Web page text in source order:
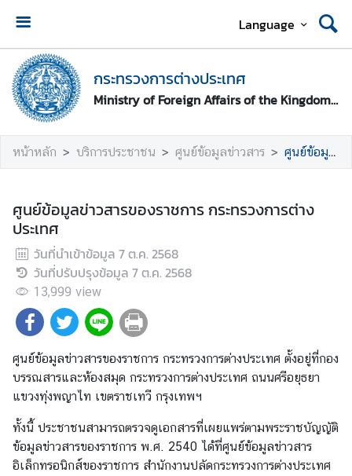
Language
กระทรวงการต่างประเทศ
Ministry of Foreign Affairs of the Kingdom of Thailand
ห
น้
า
ห
ลั
ก
ร
ะ
ท
ร
ว
ง
ก
า
ร
ต่
า
ง
ป
ร
ะ
หน้าหลัก บริการประชาชน ศูนย์ข้อมูลข่าวสาร ศูนย์ข้อมูลข่าวสารของราชการ กระทรวงการต่างประเทศ
ศูนย์ข้อมูลข่าวสารของราชการ กระทรวงการต่าง
ประเทศ
วันที่นำเข้าข้อมูล 7 ต.ค. 2568
วันที่ปรับปรุงข้อมูล 7 ต.ค. 2568
13,999 view
ศูนย์ข้อมูลข่าวสารของราชการ กระทรวงการต่างประเทศ ตั้งอยู่ที่กอง
บรรณสารและห้องสมุด กระทรวงการต่างประเทศ ถนนศรีอยุธยา
แขวงทุ่งพญาไท เขตราชเทวี กรุงเทพฯ
ทั้งนี้ ประชาชนสามารถตรวจดูเอกสารที่เผยแพร่ตามพระราชบัญญัติ
ข้อมูลข่าวสารของราชการ พ.ศ. 2540 ได้ที่ศูนย์ข้อมูลข่าวสาร
อิเล็กทรอนิกส์ของราชการ สำนักงานปลัดกระทรวงการต่างประเทศ